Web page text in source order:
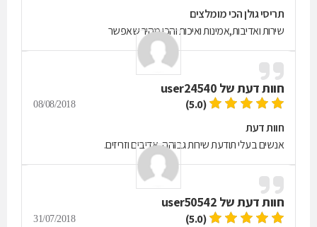
תריסי גולן הכי מומלצים
שירות ואדיבות,אמינות ואיכות והכי מהיר שאפשר
חוות דעת של user24540
(5.0)
08/08/2018
חוות דעת
אנשים בעלי תודעת שירות גבוהה, אדיבים וזריזים.
חוות דעת של user50542
(5.0)
31/07/2018